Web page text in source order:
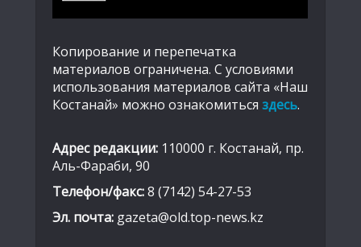
Копирование и перепечатка
материалов ограничена. С условиями
использования материалов сайта «Наш
Костанай» можно ознакомиться здесь.
Адрес редакции: 110000 г. Костанай, пр.
Аль-Фараби, 90
Телефон/факс:8 (7142) 54-27-53
Эл. почта: gazeta@old.top-news.kz